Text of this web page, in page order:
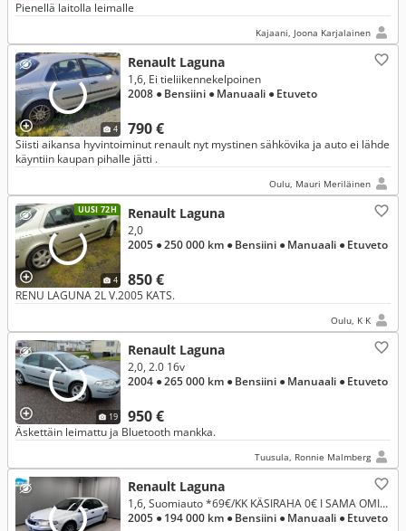
Pienellä laitolla leimalle
Kajaani, Joona Karjalainen
4
Renault Laguna
790 €
1,6, Ei tieliikennekelpoinen
2008 ● Bensiini ● Manuaali ● Etuveto
Siisti aikansa hyvintoiminut renault nyt mystinen sähkövika ja auto ei lähde
käyntiin kaupan pihalle jätti .
Oulu, Mauri Meriläinen
UUSI 72H
4
Renault Laguna
850 €
2,0
2005 ● 250 000 km ● Bensiini ● Manuaali ● Etuveto
RENU LAGUNA 2L V.2005 KATS.
Oulu, K K
19
Renault Laguna
950 €
2,0, 2.0 16v
2004 ● 265 000 km ● Bensiini ● Manuaali ● Etuveto
Äskettäin leimattu ja Bluetooth mankka.
Tuusula, Ronnie Malmberg
Renault Laguna
1,6, Suomiauto *69€/KK KÄSIRAHA 0€ I SAMA OMISTAJA 2014-2026! *ILMASTOINTI I KOUKKU*
2005 ● 194 000 km ● Bensiini ● Manuaali ● Etuveto